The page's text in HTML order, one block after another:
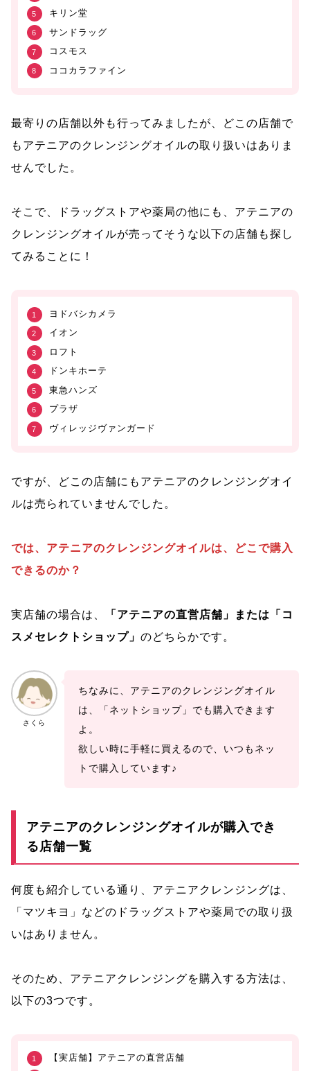
キリン堂
サンドラッグ
コスモス
ココカラファイン
最寄りの店舗以外も行ってみましたが、どこの店舗で
もアテニアのクレンジングオイルの取り扱いはありま
せんでした。
そこで、ドラッグストアや薬局の他にも、 アテニアの
クレンジングオイルが売ってそうな以下の店舗 も探し
てみることに！
ヨドバシカメラ
イオン
ロフト
ドンキホーテ
東急ハンズ
プラザ
ヴィレッジヴァンガード
ですが、どこの店舗にもアテニアのクレンジングオイ
ルは売られていませんでした。
では、アテニアのクレンジングオイルは、どこで購入
できるのか？
実店舗の場合は、
「アテニアの直営店舗」または「コ
スメセレクトショップ」 のどちらかです。
さくら
ちなみに、アテニアのクレンジングオイル
は、「ネットショップ」でも購入できます
よ。
欲しい時に手軽に買えるので、いつもネッ
トで購入しています♪
アテニアのクレンジングオイルが購入でき
る店舗一覧
何度も紹介している通り、アテニアクレンジングは、
「マツキヨ」などのドラッグストアや薬局での取り扱
いはありません。
そのため、アテニアクレンジングを購入する方法は、
以下の3つです。
【実店舗】アテニアの直営店舗